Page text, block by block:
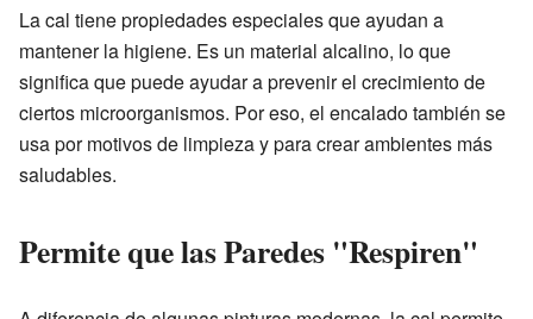
La cal tiene propiedades especiales que ayudan a
mantener la higiene. Es un material alcalino, lo que
significa que puede ayudar a prevenir el crecimiento de
ciertos microorganismos. Por eso, el encalado también se
usa por motivos de limpieza y para crear ambientes más
saludables.
Permite que las Paredes "Respiren"